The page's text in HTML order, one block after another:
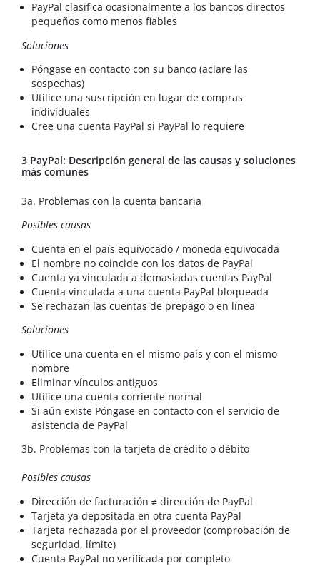
PayPal clasifica ocasionalmente a los bancos directos
pequeños como menos fiables
Soluciones
Póngase en contacto con su banco (aclare las
sospechas)
Utilice una suscripción en lugar de compras
individuales
Cree una cuenta PayPal si PayPal lo requiere
3 PayPal: Descripción general de las causas y soluciones
más comunes
3a. Problemas con la cuenta bancaria
Posibles causas
Cuenta en el país equivocado / moneda equivocada
El nombre no coincide con los datos de PayPal
Cuenta ya vinculada a demasiadas cuentas PayPal
Cuenta vinculada a una cuenta PayPal bloqueada
Se rechazan las cuentas de prepago o en línea
Soluciones
Utilice una cuenta en el mismo país y con el mismo
nombre
Eliminar vínculos antiguos
Utilice una cuenta corriente normal
Si aún existe Póngase en contacto con el servicio de
asistencia de PayPal
3b. Problemas con la tarjeta de crédito o débito
Posibles causas
Dirección de facturación ≠ dirección de PayPal
Tarjeta ya depositada en otra cuenta PayPal
Tarjeta rechazada por el proveedor (comprobación de
seguridad, límite)
Cuenta PayPal no verificada por completo